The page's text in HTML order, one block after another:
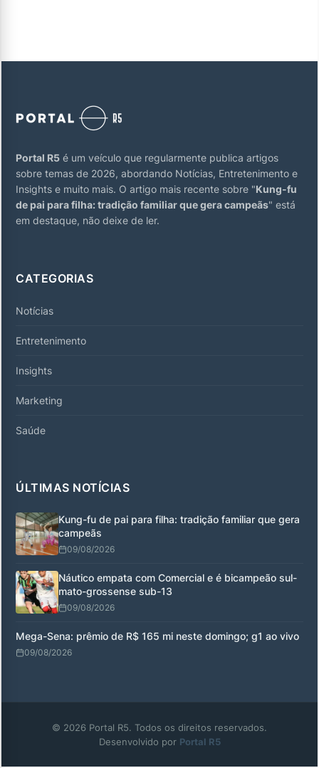
Portal R5 é um veículo que regularmente publica artigos
sobre temas de 2026, abordando Notícias, Entretenimento e
Insights e muito mais. O artigo mais recente sobre "Kung-fu
de pai para filha: tradição familiar que gera campeãs" está
em destaque, não deixe de ler.
CATEGORIAS
Notícias
Entretenimento
Insights
Marketing
Saúde
ÚLTIMAS NOTÍCIAS
Kung-fu de pai para filha: tradição familiar que gera
campeãs
09/08/2026
Náutico empata com Comercial e é bicampeão sul-
mato-grossense sub-13
09/08/2026
Mega-Sena: prêmio de R$ 165 mi neste domingo; g1 ao vivo
09/08/2026
© 2026 Portal R5. Todos os direitos reservados.
Desenvolvido por Portal R5